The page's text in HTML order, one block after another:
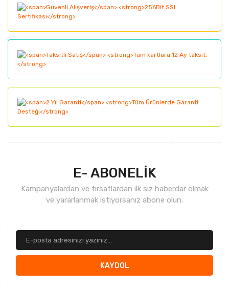
E- ABONELİK
Kampanyalardan ve fırsatlardan ilk siz haberdar olmak
ve yararlanmak istiyorsanız abone olun.
KAYDOL